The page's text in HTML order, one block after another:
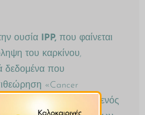
ουσία IPP, που φαίνεται
του καρκίνου,
δεδομένα που
«Cancer
καταστέλλει τη δράση ενός